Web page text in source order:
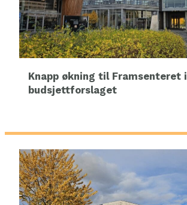
Knapp økning til Framsenteret i
budsjettforslaget